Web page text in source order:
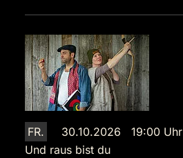
FR.
30.10.2026 19:00 Uhr
Und raus bist du